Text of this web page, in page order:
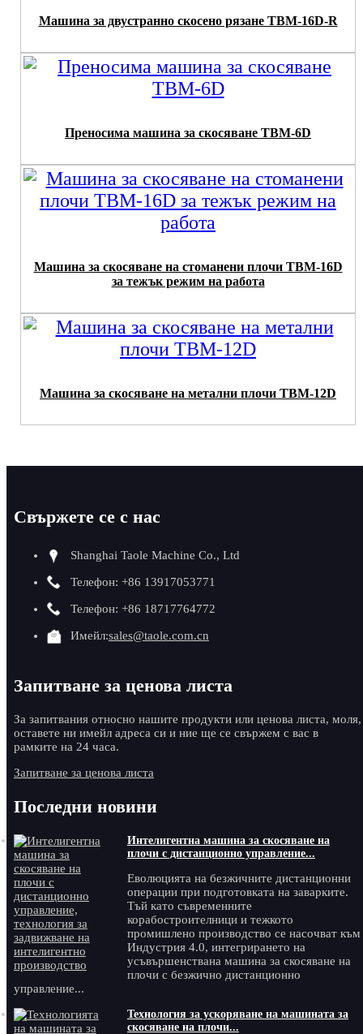
Машина за двустранно скосено рязане TBM-16D-R
Преносима машина за скосяване TBM-6D
Машина за скосяване на стоманени плочи TBM-16D
за тежък режим на работа
Машина за скосяване на метални плочи TBM-12D
Свържете се с нас
Shanghai Taole Machine Co., Ltd
Телефон: +86 13917053771
Телефон: +86 18717764772
Имейл:sales@taole.com.cn
Запитване за ценова листа
За запитвания относно нашите продукти или ценова листа, моля,
оставете ни имейл адреса си и ние ще се свържем с вас в
рамките на 24 часа.
Запитване за ценова листа
Последни новини
Интелигентна машина за скосяване на
плочи с дистанционно управление...
Еволюцията на безжичните дистанционни
операции при подготовката на заварките.
Тъй като съвременните
корабостроителници и тежкото
промишлено производство се насочват към
Индустрия 4.0, интегрирането на
усъвършенствана машина за скосяване на
плочи с безжично дистанционно
управление...
Технология за ускоряване на машината за
скосяване на плочи...